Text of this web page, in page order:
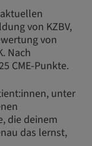
von KZBV,
von
Nach
CME-Punkte.
unter
die deinem
das lernst,